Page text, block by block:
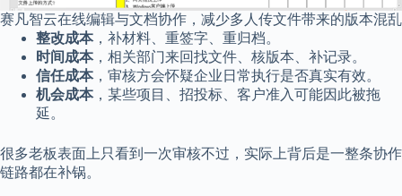
赛凡智云在线编辑与文档协作，减少多人传文件带来的版本混乱
整改成本，补材料、重签字、重归档。
时间成本，相关部门来回找文件、核版本、补记录。
信任成本，审核方会怀疑企业日常执行是否真实有效。
机会成本，某些项目、招投标、客户准入可能因此被拖
延。
很多老板表面上只看到一次审核不过，实际上背后是一整条协作
链路都在补锅。